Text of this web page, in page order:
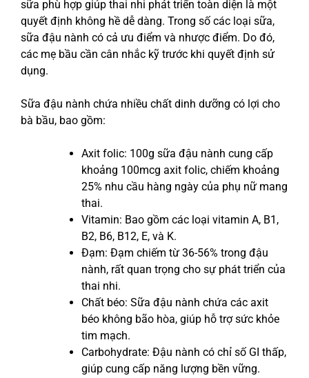
sữa phù hợp giúp thai nhi phát triển toàn diện là một
quyết định không hề dễ dàng. Trong số các loại sữa,
sữa đậu nành có cả ưu điểm và nhược điểm. Do đó,
các mẹ bầu cần cân nhắc kỹ trước khi quyết định sử
dụng.
Sữa đậu nành chứa nhiều chất dinh dưỡng có lợi cho
bà bầu, bao gồm:
Axit folic: 100g sữa đậu nành cung cấp
khoảng 100mcg axit folic, chiếm khoảng
25% nhu cầu hàng ngày của phụ nữ mang
thai.
Vitamin: Bao gồm các loại vitamin A, B1,
B2, B6, B12, E, và K.
Đạm: Đạm chiếm từ 36-56% trong đậu
nành, rất quan trọng cho sự phát triển của
thai nhi.
Chất béo: Sữa đậu nành chứa các axit
béo không bão hòa, giúp hỗ trợ sức khỏe
tim mạch.
Carbohydrate: Đậu nành có chỉ số GI thấp,
giúp cung cấp năng lượng bền vững.